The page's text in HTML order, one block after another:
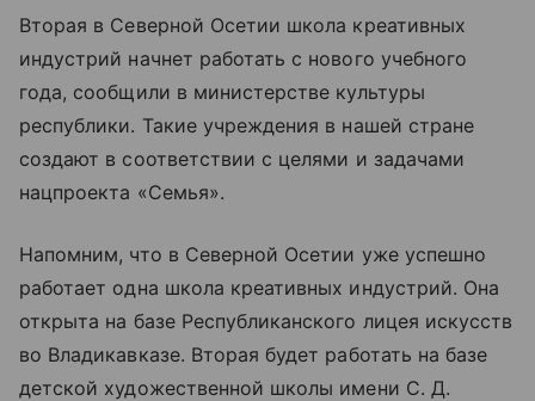
Вторая в Северной Осетии школа креативных
индустрий начнет работать с нового учебного
года, сообщили в министерстве культуры
республики. Такие учреждения в нашей стране
создают в соответствии с целями и задачами
нацпроекта «Семья».
Напомним, что в Северной Осетии уже успешно
работает одна школа креативных индустрий. Она
открыта на базе Республиканского лицея искусств
во Владикавказе. Вторая будет работать на базе
детской художественной школы имени С. Д.